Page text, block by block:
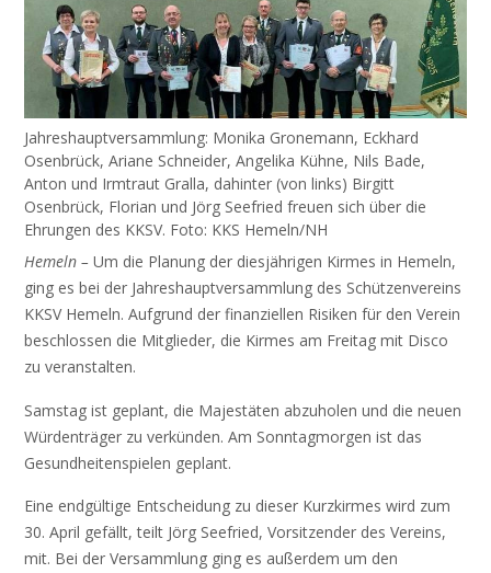
Jahreshauptversammlung: Monika Gronemann, Eckhard
Osenbrück, Ariane Schneider, Angelika Kühne, Nils Bade,
Anton und Irmtraut Gralla, dahinter (von links) Birgitt
Osenbrück, Florian und Jörg Seefried freuen sich über die
Ehrungen des KKSV. Foto: KKS Hemeln/NH
Hemeln – Um die Planung der diesjährigen Kirmes in Hemeln,
ging es bei der Jahreshauptversammlung des Schützenvereins
KKSV Hemeln. Aufgrund der finanziellen Risiken für den Verein
beschlossen die Mitglieder, die Kirmes am Freitag mit Disco
zu veranstalten.
Samstag ist geplant, die Majestäten abzuholen und die neuen
Würdenträger zu verkünden. Am Sonntagmorgen ist das
Gesundheitenspielen geplant.
Eine endgültige Entscheidung zu dieser Kurzkirmes wird zum
30. April gefällt, teilt Jörg Seefried, Vorsitzender des Vereins,
mit. Bei der Versammlung ging es außerdem um den